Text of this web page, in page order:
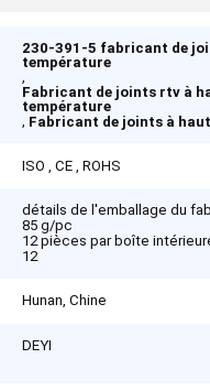
230-391-5 fabricant de
température
,
Fabricant de joints rtv à
température
, Fabricant de joints à
ISO , CE , ROHS
détails de l'emballage du
85 g/pc
12 pièces par boîte
12
Hunan, Chine
DEYI